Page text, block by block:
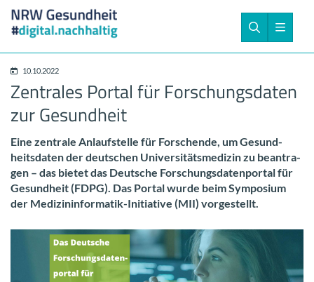
10.10.2022
Zen­tra­les Por­tal für For­schungs­da­ten
zur Ge­sund­heit
Eine zen­tra­le An­lauf­stel­le für For­schen­de, um Ge­sund­
heits­da­ten der deut­schen Uni­ver­si­täts­me­di­zin zu be­an­tra­
gen – das bie­tet das Deut­sche For­schungs­da­ten­por­tal für
Ge­sund­heit (FDPG). Das Por­tal wurde beim Sym­po­si­um
der Medizininformatik-​Initiative (MII) vor­ge­stellt.